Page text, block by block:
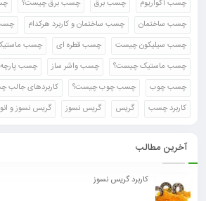
چسب آکواریوم
چسب برق چسب برق چیست؟
چسب ساختمان
چسب ساختمان و کاربرد هرکدام
چسب سیلیکون چیست
چسب قطره ای
چسب
چسب ماستیک چیست؟
چسب واشر ساز چسب پارچه
چسب چوب
چسب چوب چیست؟
کاربردهای جالب
کاربرد چسب
گریس گریس نسوز گریس نسوز و
آخرین مطالب
کاربرد گریس نسوز